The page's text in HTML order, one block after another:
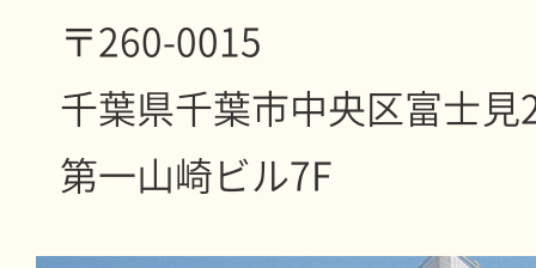
〒260-0015
千葉県千葉市中央区富士見
第一山崎ビル7F